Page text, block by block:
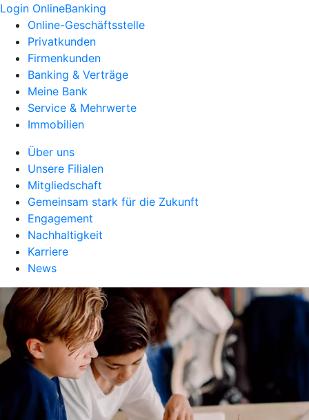
Login OnlineBanking
Online-Geschäftsstelle
Privatkunden
Firmenkunden
Banking & Verträge
Meine Bank
Service & Mehrwerte
Immobilien
Über uns
Unsere Filialen
Mitgliedschaft
Gemeinsam stark für die Zukunft
Engagement
Nachhaltigkeit
Karriere
News